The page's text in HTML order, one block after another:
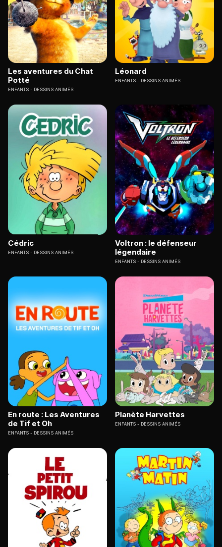
Les aventures du Chat
Potté
ENFANTS DESSINS ANIMÉS
Léonard
ENFANTS DESSINS ANIMÉS
Cédric
ENFANTS DESSINS ANIMÉS
Voltron : le défenseur
légendaire
ENFANTS DESSINS ANIMÉS
En route : Les Aventures
de Tif et Oh
ENFANTS DESSINS ANIMÉS
Planète Harvettes
ENFANTS DESSINS ANIMÉS